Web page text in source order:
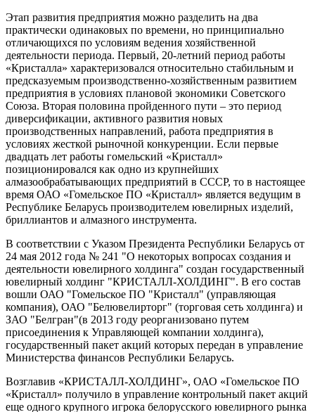
Этап развития предприятия можно разделить на два
практически одинаковых по времени, но принципиально
отличающихся по условиям ведения хозяйственной
деятельности периода. Первый, 20-летний период работы
«Кристалла» характеризовался относительно стабильным и
предсказуемым производственно-хозяйственным развитием
предприятия в условиях плановой экономики Советского
Союза. Вторая половина пройденного пути – это период
диверсификации, активного развития новых
производственных направлений, работа предприятия в
условиях жесткой рыночной конкуренции. Если первые
двадцать лет работы гомельский «Кристалл»
позиционировался как одно из крупнейших
алмазообрабатывающих предприятий в СССР, то в настоящее
время ОАО «Гомельское ПО «Кристалл» является ведущим в
Республике Беларусь производителем ювелирных изделий,
бриллиантов и алмазного инструмента.
В соответствии с Указом Президента Республики Беларусь от
24 мая 2012 года № 241 "О некоторых вопросах создания и
деятельности ювелирного холдинга" создан государственный
ювелирный холдинг "КРИСТАЛЛ-ХОЛДИНГ". В его состав
вошли ОАО "Гомельское ПО "Кристалл" (управляющая
компания), ОАО "Белювелирторг" (торговая сеть холдинга) и
ЗАО "Белгран"(в 2013 году реорганизовано путем
присоединения к Управляющей компании холдинга),
государственный пакет акций которых передан в управление
Министерства финансов Республики Беларусь.
Возглавив «КРИСТАЛЛ-ХОЛДИНГ», ОАО «Гомельское ПО
«Кристалл» получило в управление контрольный пакет акций
еще одного крупного игрока белорусского ювелирного рынка